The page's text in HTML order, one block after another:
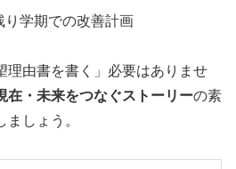
り学期での改善計画
理由書を書く」必要はありませ
在・未来をつなぐストーリーの素
しょう。